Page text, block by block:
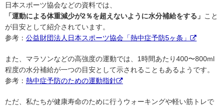
日本スポーツ協会などの資料では、
「運動による体重減少が2％を超えないように水分補給をする」 こと
が目安として紹介されています。
参考： 公益財団法人日本スポーツ協会「熱中症予防5ヶ条」
また、マラソンなどの高強度の運動では、1時間あたり400〜800ml
程度の水分補給が一つの目安として示されることもあるようです。
参考： 熱中症予防のための運動指針
ただ、私たちが健康寿命のために行うウォーキングや軽い筋トレで